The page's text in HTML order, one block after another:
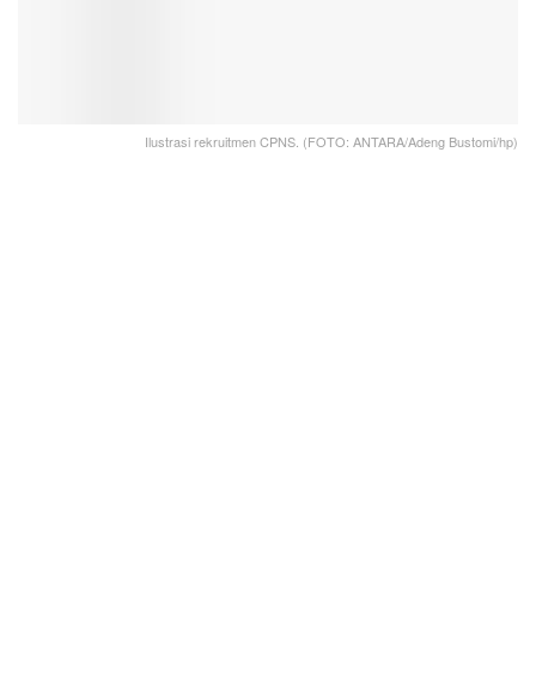
Ilustrasi rekruitmen CPNS. (FOTO: ANTARA/Adeng Bustomi/hp)